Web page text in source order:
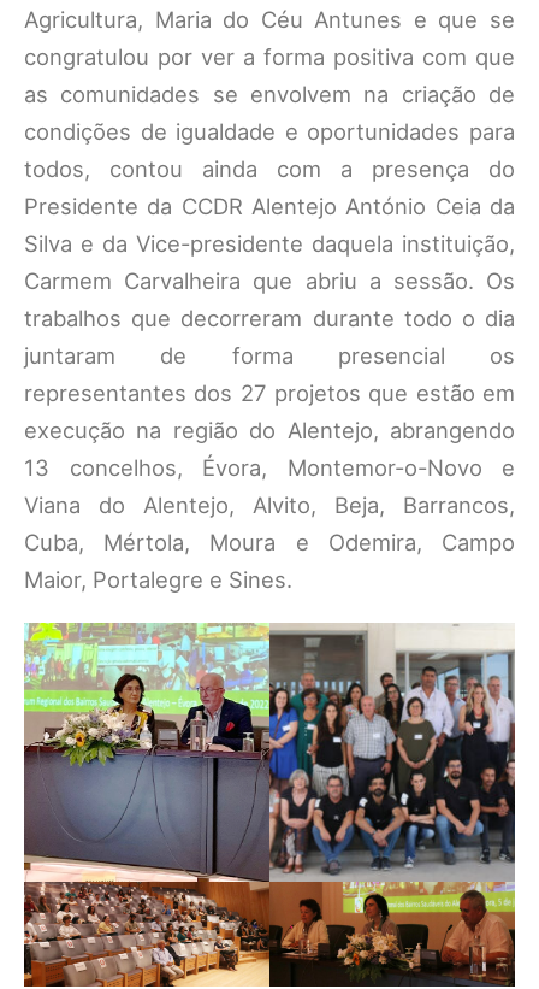
Agricultura, Maria do Céu Antunes e que se
congratulou por ver a forma positiva com que
as comunidades se envolvem na criação de
condições de igualdade e oportunidades para
todos, contou ainda com a presença do
Presidente da CCDR Alentejo António Ceia da
Silva e da Vice-presidente daquela instituição,
Carmem Carvalheira que abriu a sessão. Os
trabalhos que decorreram durante todo o dia
juntaram de forma presencial os
representantes dos 27 projetos que estão em
execução na região do Alentejo, abrangendo
13 concelhos, Évora, Montemor-o-Novo e
Viana do Alentejo, Alvito, Beja, Barrancos,
Cuba, Mértola, Moura e Odemira, Campo
Maior, Portalegre e Sines.